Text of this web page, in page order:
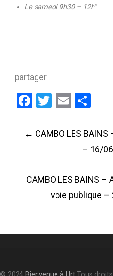
Le samedi 9h30 – 12h”
partager
Facebook
Twitter
Email
Post
navigation
← CAMBO LES
– 16/
CAMBO LES BAINS
voie publique –
© 2024Bienvenue à UrtTous droits